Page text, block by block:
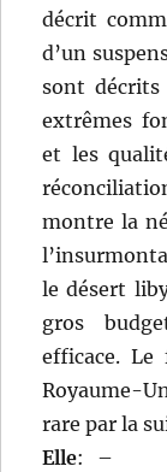
décrit
d’un
sont décrits
extrêmes
et les
montre la
le désert
gros
efficace.
Royaume-
rare par la
Elle:
–